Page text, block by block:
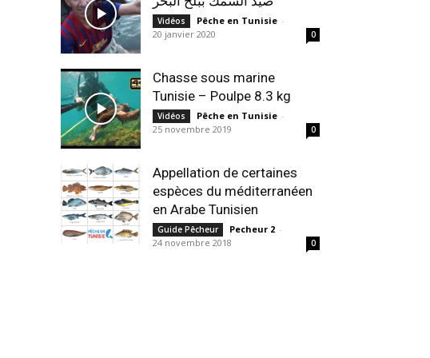
Vidéos Pêche en Tunisie -
20 janvier 2020
0
Chasse sous marine
Tunisie – Poulpe 8.3 kg
Vidéos Pêche en Tunisie -
25 novembre 2019
0
Appellation de certaines
espèces du méditerranéen
en Arabe Tunisien
Guide Pêcheur Pecheur 2 -
24 novembre 2018
0